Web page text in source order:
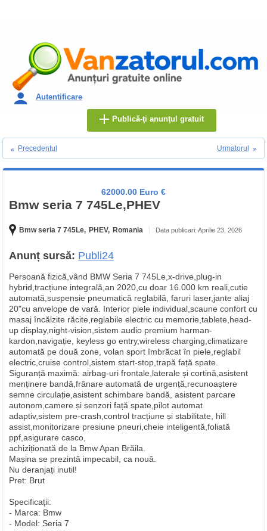
Autentificare
Publică-ţi anunţul gratuit
Precedentul Urmatorul
62000.00 Euro €
Bmw seria 7 745Le,PHEV
Bmw seria 7 745Le, PHEV, Romania Data publicari: Aprilie 23, 2026
Anunț sursă: Publi24
Persoană fizică,vând BMW Seria 7 745Le,x-drive,plug-in
hybrid,tracțiune integrală,an 2020,cu doar 16.000 km reali,cutie
automată,suspensie pneumatică reglabilă, faruri laser,jante aliaj
20"cu anvelope de vară. Interior piele individual,scaune confort cu
masaj încălzite răcite,reglabile electric cu memorie,tablete,head-
up display,night-vision,sistem audio premium harman-
kardon,navigație, keyless go entry,wireless charging,climatizare
automată pe două zone, volan sport îmbrăcat în piele,reglabil
electric,cruise control,sistem start-stop,trapă față spate.
Siguranță maximă: airbag-uri frontale,laterale și cortină,asistent
menținere bandă,frânare automată de urgență,recunoaștere
semne circulație,asistent schimbare bandă, asistent parcare
autonom,camere și senzori față spate,pilot automat
adaptiv,sistem pre-crash,control tracțiune și stabilitate, hill
assist,monitorizare presiune pneuri,cheie inteligentă,foliată
ppf,asigurare casco,
achiziționată de la Bmw Apan Brăila.
Mașina se prezintă impecabil, ca nouă.
Nu deranjați inutil!
Pret: Brut
Specificații:
- Marca: Bmw
- Model: Seria 7